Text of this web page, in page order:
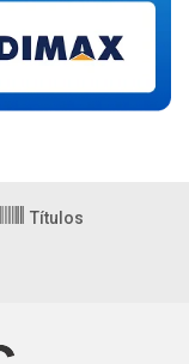
Títulos